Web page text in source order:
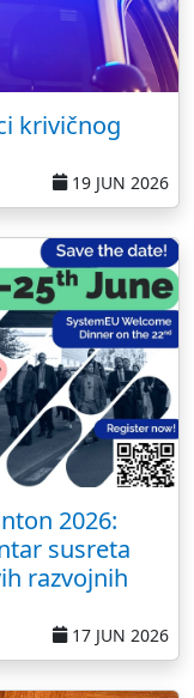
krivičnog
19 JUN 2026
2026:
susreta
razvojnih
17 JUN 2026